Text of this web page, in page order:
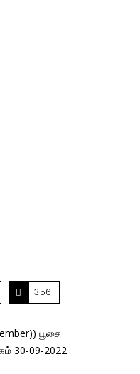
356
பூசை
30-09-2022